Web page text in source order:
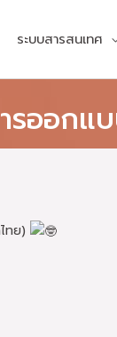
ระบบสารสนเทศ
ออกแ
ทย)